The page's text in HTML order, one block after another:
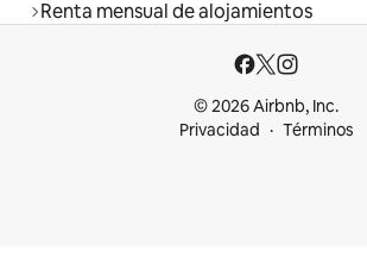
Renta mensual de alojamientos
© 2026 Airbnb, Inc.
Privacidad
Términos